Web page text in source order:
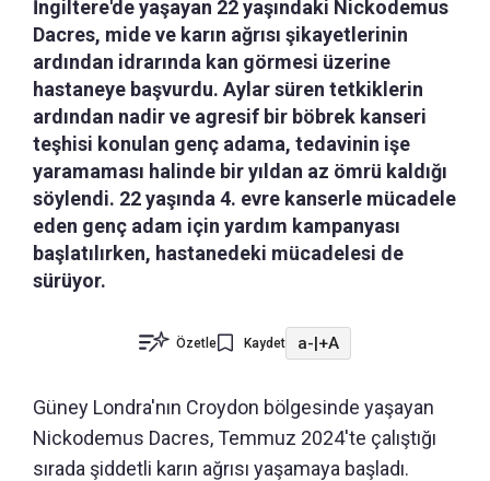
İngiltere'de yaşayan 22 yaşındaki Nickodemus
Dacres, mide ve karın ağrısı şikayetlerinin
ardından idrarında kan görmesi üzerine
hastaneye başvurdu. Aylar süren tetkiklerin
ardından nadir ve agresif bir böbrek kanseri
teşhisi konulan genç adama, tedavinin işe
yaramaması halinde bir yıldan az ömrü kaldığı
söylendi. 22 yaşında 4. evre kanserle mücadele
eden genç adam için yardım kampanyası
başlatılırken, hastanedeki mücadelesi de
sürüyor.
Özetle Kaydet a-|+A
Güney Londra'nın Croydon bölgesinde yaşayan
Nickodemus Dacres, Temmuz 2024'te çalıştığı
sırada şiddetli karın ağrısı yaşamaya başladı.